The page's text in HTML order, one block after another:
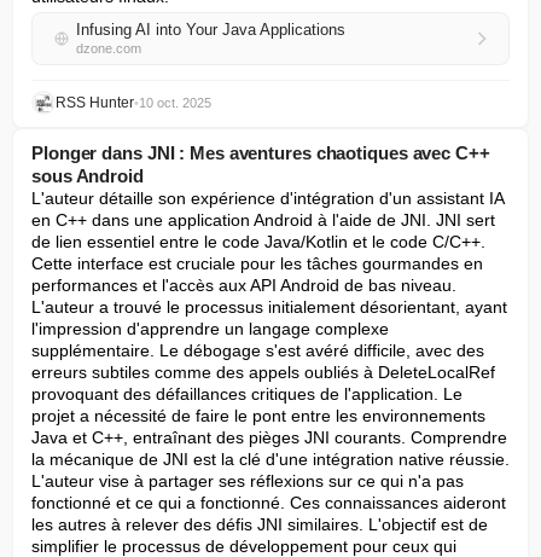
Infusing AI into Your Java Applications
dzone.com
RSS Hunter•10 oct. 2025
Plonger dans JNI : Mes aventures chaotiques avec C++
sous Android
L'auteur détaille son expérience d'intégration d'un assistant IA
en C++ dans une application Android à l'aide de JNI. JNI sert
de lien essentiel entre le code Java/Kotlin et le code C/C++.
Cette interface est cruciale pour les tâches gourmandes en
performances et l'accès aux API Android de bas niveau.
L'auteur a trouvé le processus initialement désorientant, ayant
l'impression d'apprendre un langage complexe
supplémentaire. Le débogage s'est avéré difficile, avec des
erreurs subtiles comme des appels oubliés à DeleteLocalRef
provoquant des défaillances critiques de l'application. Le
projet a nécessité de faire le pont entre les environnements
Java et C++, entraînant des pièges JNI courants. Comprendre
la mécanique de JNI est la clé d'une intégration native réussie.
L'auteur vise à partager ses réflexions sur ce qui n'a pas
fonctionné et ce qui a fonctionné. Ces connaissances aideront
les autres à relever des défis JNI similaires. L'objectif est de
simplifier le processus de développement pour ceux qui